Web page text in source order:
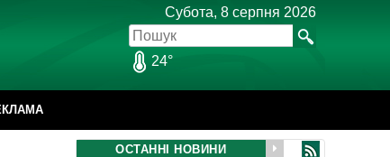
Субота, 8 серпня 2026
24°
ОСТАННІ НОВИНИ